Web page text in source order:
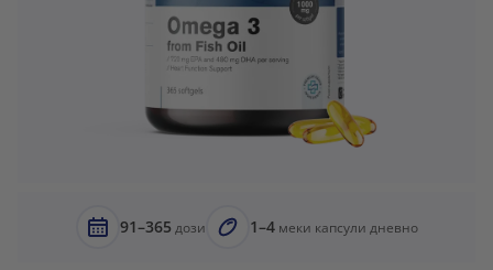
91–365 дози 1–4меки капсули дневно